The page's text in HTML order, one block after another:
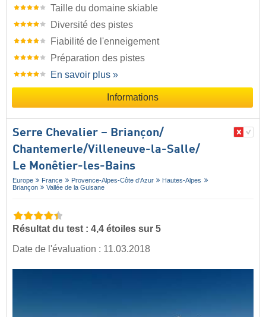
Taille du domaine skiable
Diversité des pistes
Fiabilité de l'enneigement
Préparation des pistes
En savoir plus »
Informations
Serre Chevalier – Briançon/​
Chantemerle/​Villeneuve-la-Salle/​
Le Monêtier-les-Bains
Europe France Provence-Alpes-Côte d’Azur
Hautes-Alpes
Briançon
Vallée de la Guisane
Résultat du test : 4,4 étoiles sur 5
Date de l'évaluation : 11.03.2018